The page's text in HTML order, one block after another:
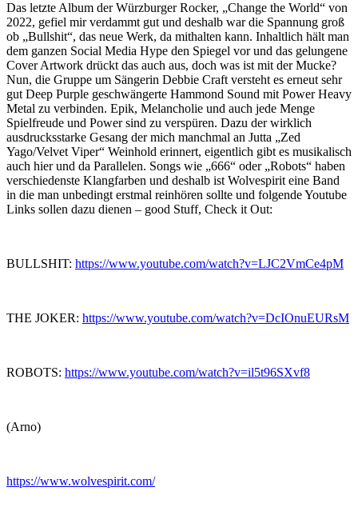
Das letzte Album der Würzburger Rocker, „Change the World“ von
2022, gefiel mir verdammt gut und deshalb war die Spannung groß
ob „Bullshit“, das neue Werk, da mithalten kann. Inhaltlich hält man
dem ganzen Social Media Hype den Spiegel vor und das gelungene
Cover Artwork drückt das auch aus, doch was ist mit der Mucke?
Nun, die Gruppe um Sängerin Debbie Craft versteht es erneut sehr
gut Deep Purple geschwängerte Hammond Sound mit Power Heavy
Metal zu verbinden. Epik, Melancholie und auch jede Menge
Spielfreude und Power sind zu verspüren. Dazu der wirklich
ausdrucksstarke Gesang der mich manchmal an Jutta „Zed
Yago/Velvet Viper“ Weinhold erinnert, eigentlich gibt es musikalisch
auch hier und da Parallelen. Songs wie „666“ oder „Robots“ haben
verschiedenste Klangfarben und deshalb ist Wolvespirit eine Band
in die man unbedingt erstmal reinhören sollte und folgende Youtube
Links sollen dazu dienen – good Stuff, Check it Out:
BULLSHIT: https://www.youtube.com/watch?v=LJC2VmCe4pM
THE JOKER: https://www.youtube.com/watch?v=DcIOnuEURsM
ROBOTS: https://www.youtube.com/watch?v=il5t96SXvf8
(Arno)
https://www.wolvespirit.com/